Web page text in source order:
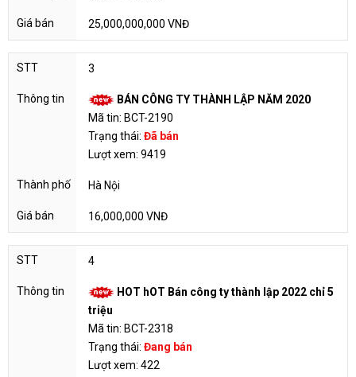
25,000,000,000 VNĐ
3
BÁN CÔNG TY THÀNH LẬP NĂM 2020
Mã tin: BCT-2190
Trạng thái: Đã bán
Lượt xem: 9419
Hà Nội
16,000,000 VNĐ
4
HOT hOT Bán công ty thành lập 2022 chỉ 5
triệu
Mã tin: BCT-2318
Trạng thái: Đang bán
Lượt xem: 422